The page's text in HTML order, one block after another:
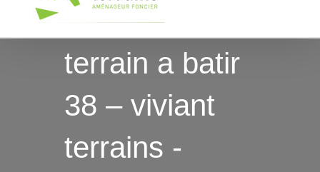
terrain a batir
38 – viviant
terrains -